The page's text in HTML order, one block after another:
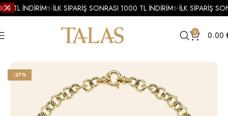
0 0.00
Altın Kolye Altın Mineli Kolye
-27%
TL İNDİRİM✨İLK SİPARİŞ SONRASI 1000 TL İNDİRİM✨İLK SİPARİŞ